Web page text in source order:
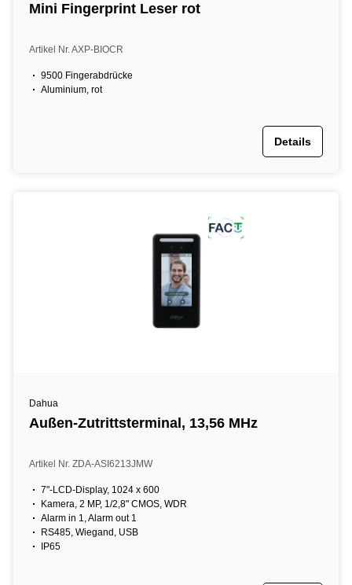
Mini Fingerprint Leser rot
Artikel Nr. AXP-BIOCR
9500 Fingerabdrücke
Aluminium, rot
Details
Dahua
Außen-Zutrittsterminal, 13,56 MHz
Artikel Nr. ZDA-ASI6213JMW
7"-LCD-Display, 1024 x 600
Kamera, 2 MP, 1/2,8" CMOS, WDR
Alarm in 1, Alarm out 1
RS485, Wiegand, USB
IP65